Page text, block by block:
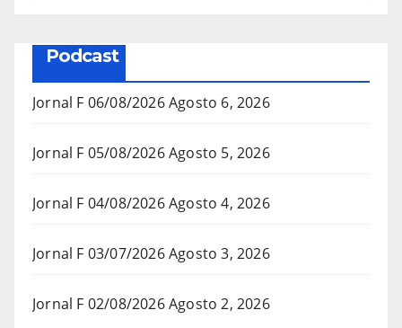
Podcast
Jornal F 06/08/2026Agosto 6, 2026
Jornal F 05/08/2026Agosto 5, 2026
Jornal F 04/08/2026Agosto 4, 2026
Jornal F 03/07/2026Agosto 3, 2026
Jornal F 02/08/2026Agosto 2, 2026